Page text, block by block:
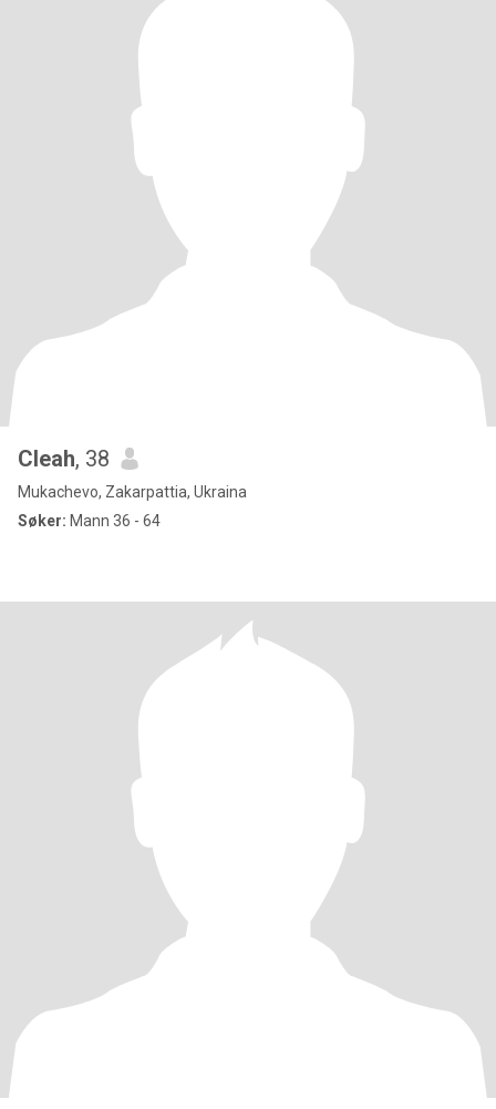
Cleah, 38
Mukachevo, Zakarpattia, Ukraina
Søker: Mann 36 - 64